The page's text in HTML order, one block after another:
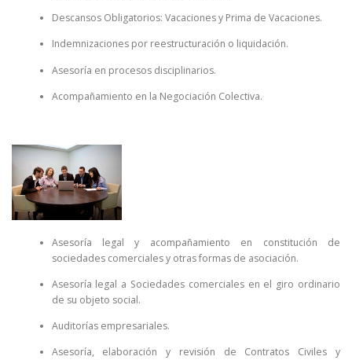
Descansos Obligatorios: Vacaciones y Prima de Vacaciones.
Indemnizaciones por reestructuración o liquidación.
Asesoría en procesos disciplinarios.
Acompañamiento en la Negociación Colectiva.
Asesoría legal y acompañamiento en constitución de
sociedades comerciales y otras formas de asociación.
Asesoría legal a Sociedades comerciales en el giro ordinario
de su objeto social.
Auditorías empresariales.
Asesoría, elaboración y revisión de Contratos Civiles y